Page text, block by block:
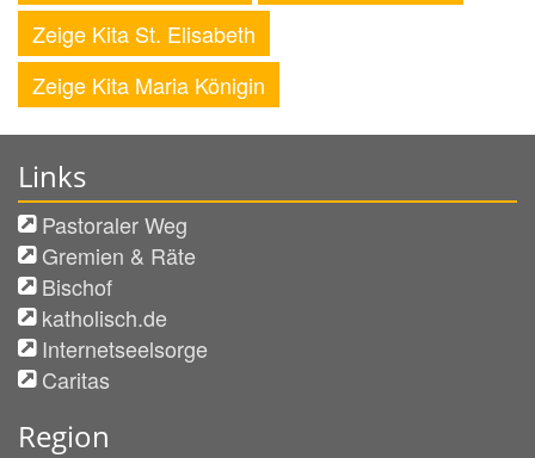
Zeige Kita St. Elisabeth
Zeige Kita Maria Königin
Links
Pastoraler Weg
Gremien & Räte
Bischof
katholisch.de
Internetseelsorge
Caritas
Region